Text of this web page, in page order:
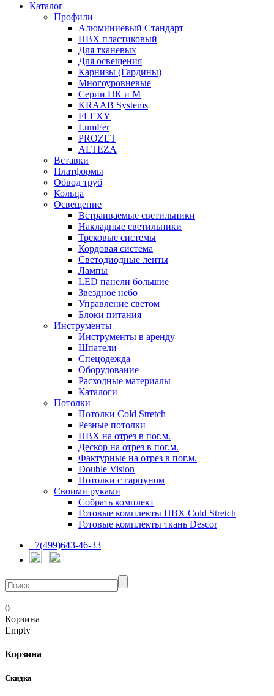
Каталог
Профили
Алюминиевый Стандарт
ПВХ пластиковый
Для тканевых
Для освещения
Карнизы (Гардины)
Многоуровневые
Серии ПК и М
KRAAB Systems
FLEXY
LumFer
PROZET
ALTEZA
Вставки
Платформы
Обвод труб
Кольца
Освещение
Встраиваемые светильники
Накладные светильники
Трековые системы
Кордовая система
Светодиодные ленты
Лампы
LED панели большие
Звездное небо
Управление светом
Блоки питания
Инструменты
Инструменты в аренду
Шпатели
Спецодежда
Оборудование
Расходные материалы
Каталоги
Потолки
Потолки Cold Stretch
Резные потолки
ПВХ на отрез в пог.м.
Дескор на отрез в пог.м.
Фактурные на отрез в пог.м.
Double Vision
Потолки с гарпуном
Своими руками
Собрать комплект
Готовые комплекты ПВХ Cold Stretch
Готовые комплекты ткань Descor
+7(499)643-46-33
0
Корзина
Empty
Корзина
Скидка